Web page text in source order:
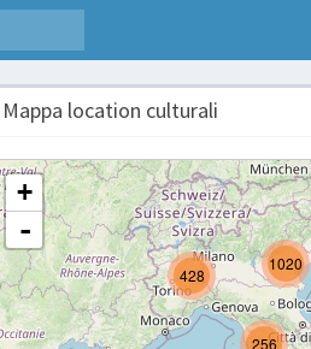
Mappa location culturali